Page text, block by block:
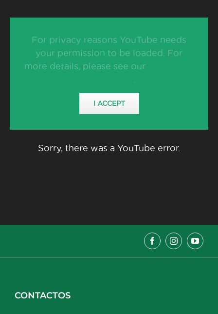
For privacy reasons YouTube needs
your permission to be loaded. For
more details, please see our
I ACCEPT
Sorry, there was a YouTube error.
CONTACTOS